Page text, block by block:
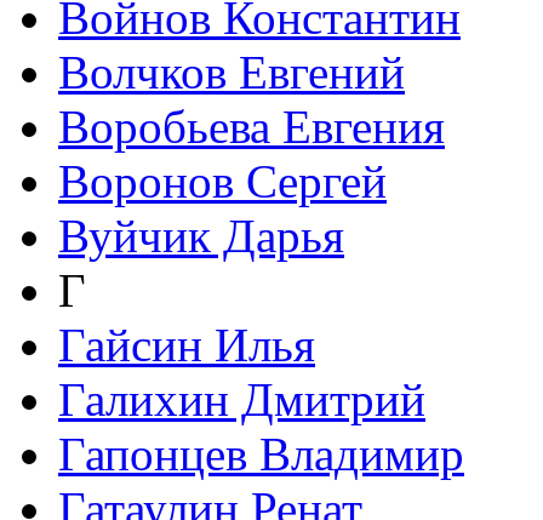
Войнов Константин
Волчков Евгений
Воробьева Евгения
Воронов Сергей
Вуйчик Дарья
Г
Гайсин Илья
Галихин Дмитрий
Гапонцев Владимир
Гатаулин Ренат